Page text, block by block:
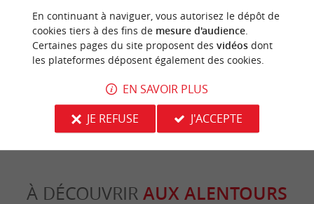
Boucle du Moulin
50 m - Castelmoron-d'Albret
Circuit
À DÉCOUVRIR AUX ALENTOURS
En continuant à naviguer, vous autorisez le dépôt de
cookies tiers à des fins de mesure d'audience.
Certaines pages du site proposent des vidéosdont
les plateformes déposent également des cookies.
EN SAVOIR PLUS
JE REFUSE
J'ACCEPTE